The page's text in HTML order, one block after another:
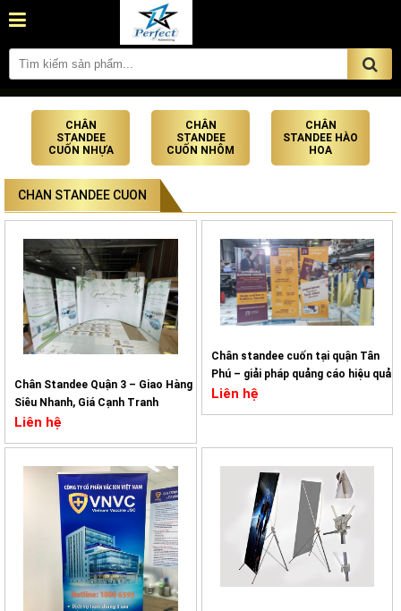
CHÂN
STANDEE
CUỐN NHỰA
CHÂN
STANDEE
CUỐN NHÔM
CHÂN
STANDEE HÀO
HOA
CHAN STANDEE CUON
Chân Standee Quận 3 – Giao Hàng
Siêu Nhanh, Giá Cạnh Tranh
Liên hệ
Chân standee cuốn tại quận Tân
Phú – giải pháp quảng cáo hiệu quả
Liên hệ